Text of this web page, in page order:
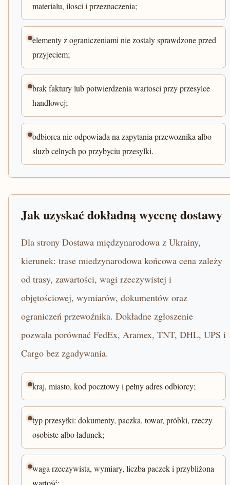
materialu, ilosci i przeznaczenia;
elementy z ograniczeniami nie zostaly sprawdzone przed
przyjeciem;
brak faktury lub potwierdzenia wartosci przy przesylce
handlowej;
odbiorca nie odpowiada na zapytania przewoznika albo
sluzb celnych po przybyciu przesylki.
Jak uzyskać dokładną wycenę dostawy
Dla strony Dostawa międzynarodowa z Ukrainy,
kierunek: trase miedzynarodowa końcowa cena zależy
od trasy, zawartości, wagi rzeczywistej i
objętościowej, wymiarów, dokumentów oraz
ograniczeń przewoźnika. Dokładne zgłoszenie
pozwala porównać FedEx, Aramex, TNT, DHL, UPS i
Cargo bez zgadywania.
kraj, miasto, kod pocztowy i pełny adres odbiorcy;
typ przesyłki: dokumenty, paczka, towar, próbki, rzeczy
osobiste albo ładunek;
waga rzeczywista, wymiary, liczba paczek i przybliżona
wartość;